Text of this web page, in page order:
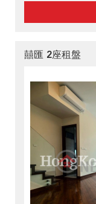
囍匯 2座租盤